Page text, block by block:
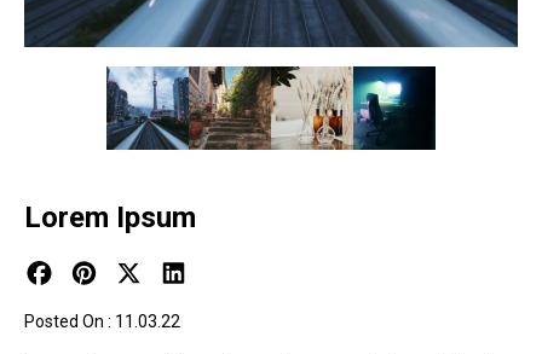
Lorem Ipsum
Posted On : 11.03.22